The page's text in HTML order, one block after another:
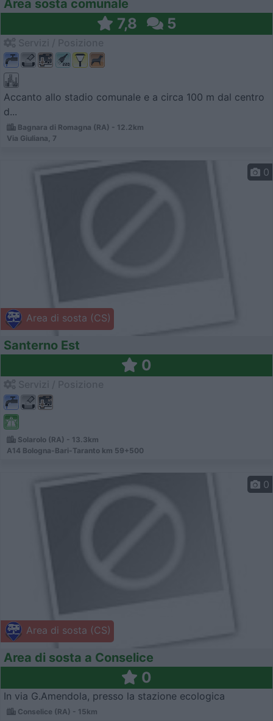
Area sosta comunale
7,8 5
Accanto allo stadio comunale e a circa 100 m dal centro
d...
Bagnara di Romagna (RA) - 12.2km
Via Giuliana, 7
Area di sosta (CS)
0
Santerno Est
0
Solarolo (RA) - 13.3km
A14 Bologna-Bari-Taranto km 59+500
Area di sosta (CS)
0
Area di sosta a Conselice
0
In via G.Amendola, presso la stazione ecologica
Conselice (RA) - 15km